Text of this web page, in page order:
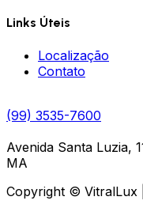
Links Úteis
Localização
Contato
(99) 3535-7600
Avenida Santa Luzia,
MA
Copyright © VitralLux